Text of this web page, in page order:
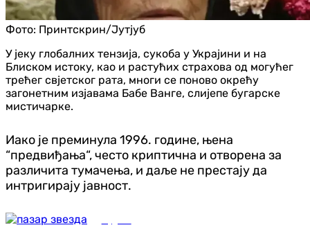
Фото: Принтскрин/Јутјуб
У јеку глобалних тензија, сукоба у Украјини и на
Блиском истоку, као и растућих страхова од могућег
трећег свјетског рата, многи се поново окрећу
загонетним изјавама Бабе Ванге, слијепе бугарске
мистичарке.
Иако је преминула 1996. године, њена
“предвиђања“, често криптична и отворена за
различита тумачења, и даље не престају да
интригирају јавност.